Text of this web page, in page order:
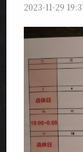
2023-11-29